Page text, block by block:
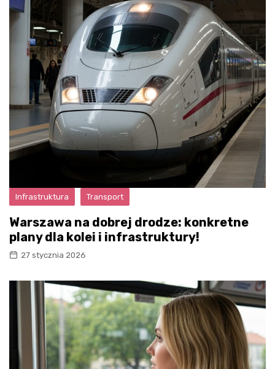
Infrastruktura Transport
Warszawa na dobrej drodze: konkretne
plany dla kolei i infrastruktury!
27 stycznia 2026